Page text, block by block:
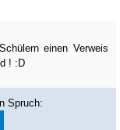
einen Verweis
! :D
Spruch: